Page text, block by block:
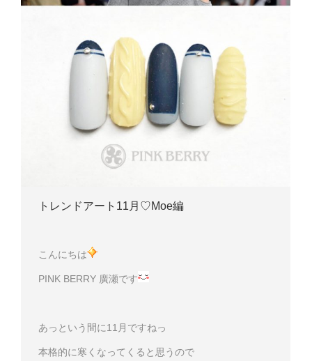
トレンドアート11月♡Moe編
こんにちは
PINK BERRY 廣瀬です
あっという間に11月ですねっ
本格的に寒くなってくると思うので